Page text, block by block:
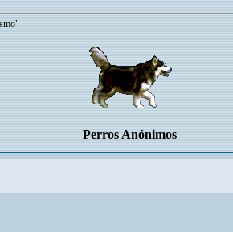
Perros Anónimos